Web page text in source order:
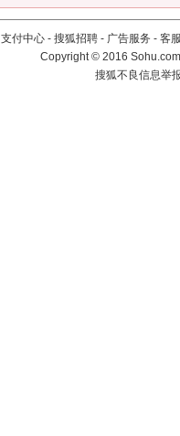
支付中心 - 搜狐招聘 - 广告服务 - 客
Copyright©2016
搜狐不良信息举